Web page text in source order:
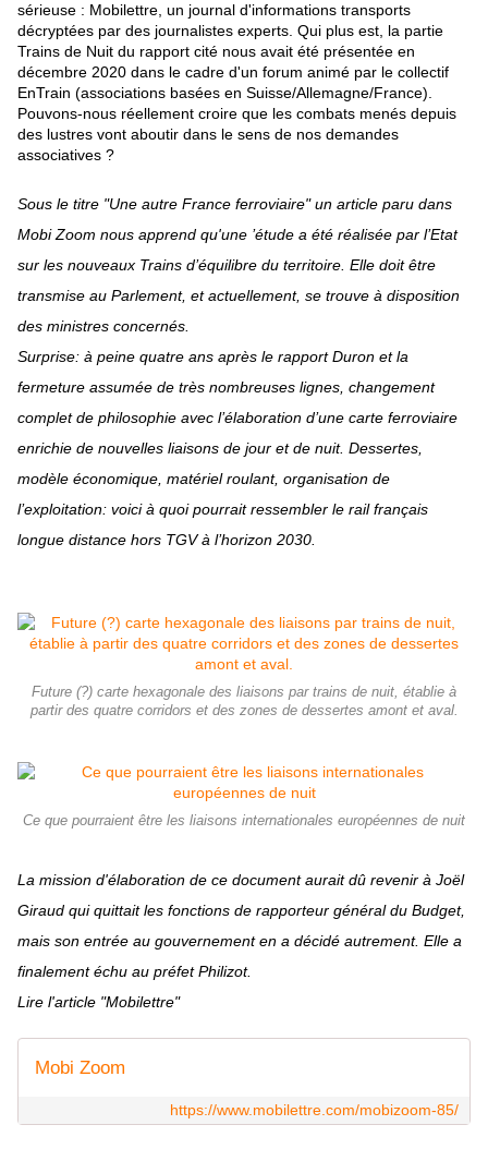
sérieuse : Mobilettre, un journal d'informations transports
décryptées par des journalistes experts. Qui plus est, la partie
Trains de Nuit du rapport cité nous avait été présentée en
décembre 2020 dans le cadre d'un forum animé par le collectif
EnTrain (associations basées en Suisse/Allemagne/France).
Pouvons-nous réellement croire que les combats menés depuis
des lustres vont aboutir dans le sens de nos demandes
associatives ?
Sous le titre "Une autre France ferroviaire" un article paru dans
Mobi Zoom nous apprend qu'une ’étude a été réalisée par l’Etat
sur les nouveaux Trains d’équilibre du territoire. Elle doit être
transmise au Parlement, et actuellement, se trouve à disposition
des ministres concernés.
Surprise: à peine quatre ans après le rapport Duron et la
fermeture assumée de très nombreuses lignes, changement
complet de philosophie avec l’élaboration d’une carte ferroviaire
enrichie de nouvelles liaisons de jour et de nuit. Dessertes,
modèle économique, matériel roulant, organisation de
l’exploitation: voici à quoi pourrait ressembler le rail français
longue distance hors TGV à l’horizon 2030.
Future (?) carte hexagonale des liaisons par trains de nuit, établie à
partir des quatre corridors et des zones de dessertes amont et aval.
Ce que pourraient être les liaisons internationales européennes de nuit
La mission d'élaboration de ce document aurait dû revenir à Joël
Giraud qui quittait les fonctions de rapporteur général du Budget,
mais son entrée au gouvernement en a décidé autrement. Elle a
finalement échu au préfet Philizot.
Lire l'article "Mobilettre"
Mobi Zoom
https://www.mobilettre.com/mobizoom-85/